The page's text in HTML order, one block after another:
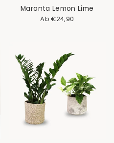
Maranta Lemon Lime
Ab €24,90